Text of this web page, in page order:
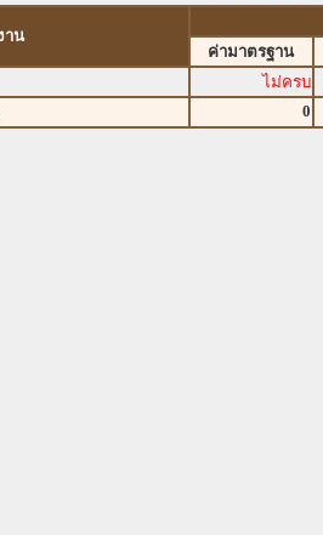
าน
ค่ามาตรฐาน
ไม่ครบ
0